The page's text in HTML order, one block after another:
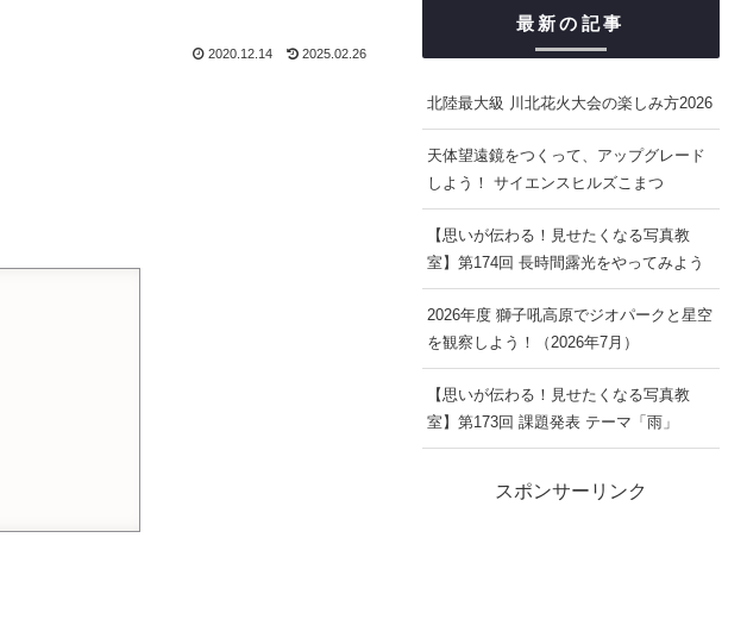
2020.12.14 2025.02.26
最新の記事
北陸最大級 川北花火大会の楽しみ方2026
天体望遠鏡をつくって、アップグレード
しよう！ サイエンスヒルズこまつ
【思いが伝わる！見せたくなる写真教
室】第174回 長時間露光をやってみよう
2026年度 獅子吼高原でジオパークと星空
を観察しよう！（2026年7月）
【思いが伝わる！見せたくなる写真教
室】第173回 課題発表 テーマ「雨」
スポンサーリンク